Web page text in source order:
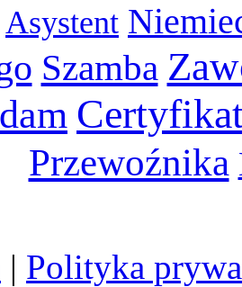
Asystent
Szamba
Przewoźnika
| Polityka